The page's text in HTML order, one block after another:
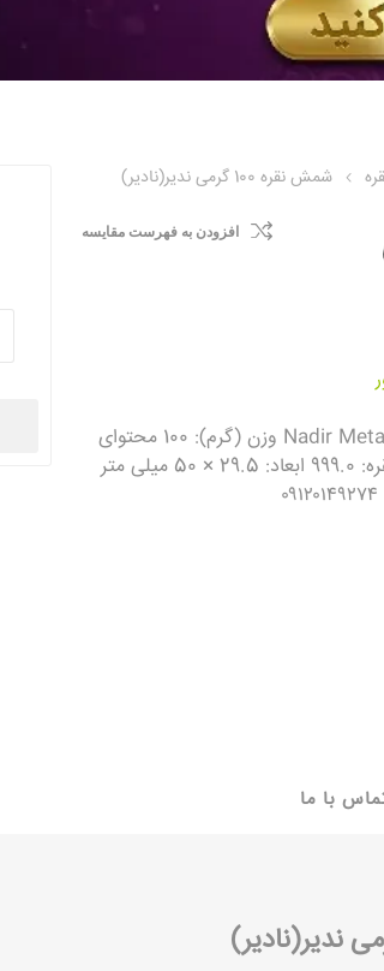
شمش نقره 100 گرمی ندیر(نادیر)
افزودن به فهرست مقایسه
قیمت: از 8,500,000 تومان سازنده: Nadir Metal وزن (گرم): 100 محتوای
نقره خالص (گرم): 100 عیار شمش نقره: 999.0 ابعاد: 29.5 × 50 میلی متر
با ما